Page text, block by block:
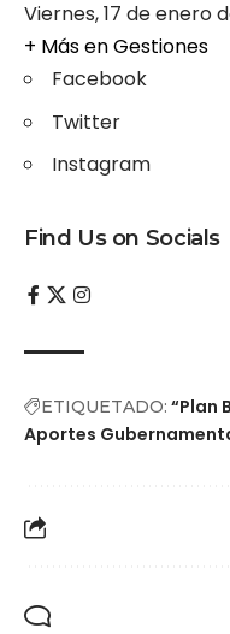
Viernes, 17 de enero
+ Más enGestiones
Facebook
Twitter
Instagram
Find Us on Socials
ETIQUETADO: “Plan
Aportes